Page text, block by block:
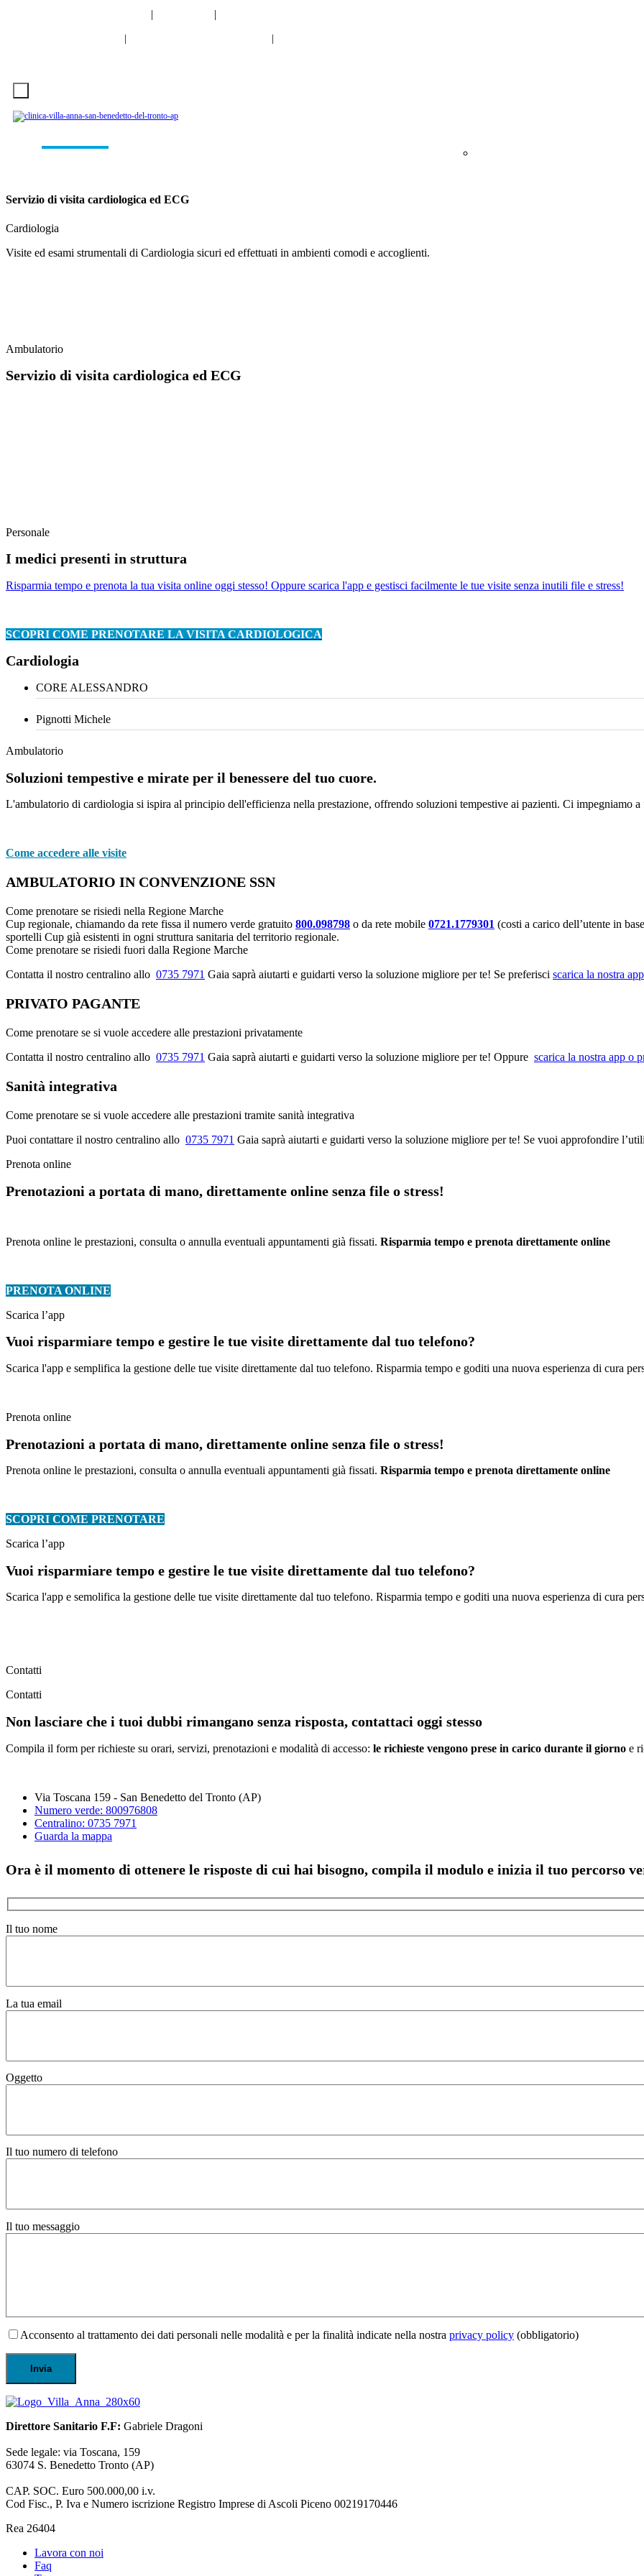
| |
| |
Servizio di visita cardiologica ed ECG
Cardiologia
Visite ed esami strumentali di Cardiologia sicuri ed effettuati in ambienti comodi e accoglienti.
Ambulatorio
Servizio di visita cardiologica ed ECG
Personale
I medici presenti in struttura
Risparmia tempo e prenota la tua visita online oggi stesso! Oppure scarica l'app e gestisci facilmente le tue visite senza inutili file e stress!
SCOPRI COME PRENOTARE LA VISITA CARDIOLOGICA
Cardiologia
CORE ALESSANDRO
Pignotti Michele
Ambulatorio
Soluzioni tempestive e mirate per il benessere del tuo cuore.​
L'ambulatorio di cardiologia si ispira al principio dell'efficienza nella prestazione, offrendo soluzioni tempestive ai pazienti. Ci impegniamo
Come accedere alle visite
AMBULATORIO IN CONVENZIONE SSN
Come prenotare se risiedi nella Regione Marche
Cup regionale, chiamando da rete fissa il numero verde gratuito 800.098798 o da rete mobile 0721.1779301 (costi a carico dell’utente in
sportelli Cup già esistenti in ogni struttura sanitaria del territorio regionale.
Come prenotare se risiedi fuori dalla Regione Marche
Contatta il nostro centralino allo 0735 7971 Gaia saprà aiutarti e guidarti verso la soluzione migliore per te! Se preferisci scarica la nostra
PRIVATO PAGANTE
Come prenotare se si vuole accedere alle prestazioni privatamente
Contatta il nostro centralino allo 0735 7971 Gaia saprà aiutarti e guidarti verso la soluzione migliore per te! Oppure scarica la nostra app o
Sanità integrativa
Come prenotare se si vuole accedere alle prestazioni tramite sanità integrativa
Puoi contattare il nostro centralino allo 0735 7971 Gaia saprà aiutarti e guidarti verso la soluzione migliore per te! Se vuoi approfondire
Prenota online
Prenotazioni a portata di mano, direttamente online senza file o stress!
Prenota online le prestazioni, consulta o annulla eventuali appuntamenti già fissati. Risparmia tempo e prenota direttamente online
PRENOTA ONLINE
Scarica l’app
Vuoi risparmiare tempo e gestire le tue visite direttamente dal tuo telefono?
Scarica l'app e semplifica la gestione delle tue visite direttamente dal tuo telefono. Risparmia tempo e goditi una nuova esperienza di cura
Prenota online
Prenotazioni a portata di mano, direttamente online senza file o stress!
Prenota online le prestazioni, consulta o annulla eventuali appuntamenti già fissati. Risparmia tempo e prenota direttamente online
SCOPRI COME PRENOTARE
Scarica l’app
Vuoi risparmiare tempo e gestire le tue visite direttamente dal tuo telefono?
Scarica l'app e semolifica la gestione delle tue visite direttamente dal tuo telefono. Risparmia tempo e goditi una nuova esperienza di cura
Contatti
Contatti
Non lasciare che i tuoi dubbi rimangano senza risposta, contattaci oggi stesso
Compila il form per richieste su orari, servizi, prenotazioni e modalità di accesso: le richieste vengono prese in carico durante il giorno e
Via Toscana 159 - San Benedetto del Tronto (AP)
Numero verde: 800976808
Centralino: 0735 7971
Guarda la mappa
Ora è il momento di ottenere le risposte di cui hai bisogno, compila il modulo e inizia il tuo percorso
Il tuo nome
La tua email
Oggetto
Il tuo numero di telefono
Il tuo messaggio
Acconsento al trattamento dei dati personali nelle modalità e per la finalità indicate nella nostra privacy policy (obbligatorio)
Direttore Sanitario F.F: Gabriele Dragoni
Sede legale: via Toscana, 159
63074 S. Benedetto Tronto (AP)
CAP. SOC. Euro 500.000,00 i.v.
Cod Fisc., P. Iva e Numero iscrizione Registro Imprese di Ascoli Piceno 00219170446
Rea 26404
Lavora con noi
Faq